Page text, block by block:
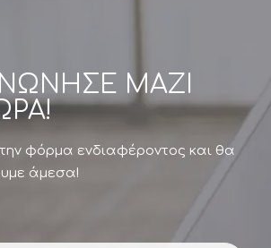
ΜΑΖΙ
φόρμα ενδιαφέροντος και θα
άμεσα!